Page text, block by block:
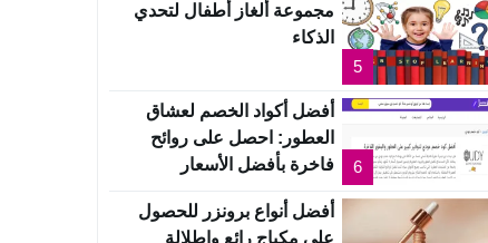
5
مجموعة ألغاز أطفال لتحدي
الذكاء
6
أفضل أكواد الخصم لعشاق
العطور: احصل على روائح
فاخرة بأفضل الأسعار
أفضل أنواع برونزر للحصول
على مكياج رائع وإطلالة